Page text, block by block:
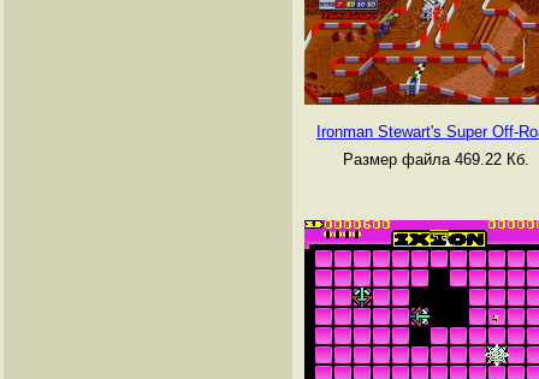
Ironman Stewart's Super Off-
Размер файла 469.22 Кб.